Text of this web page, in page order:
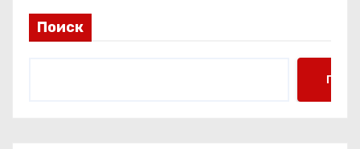
и
с
Поиск
Поиск